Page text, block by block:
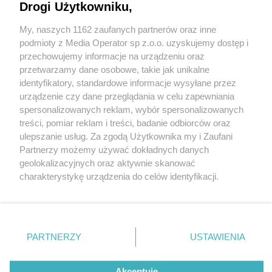
Wydawca mediówlokalnych
Nie zapomnij
zapoznać się z:
polityką prywatności regulamin korzystania z portali
Twojemiasto
Piekary Śląskie
Chorzów
Tarnowskie Góry
Gliwice
Skontaktuj się z nami
Kontakt
Wydawca
Redakcja
Drogi Użytkowniku,
My, naszych 1162 zaufanych partnerów oraz inne
podmioty z Media Operator sp z.o.o. uzyskujemy dostęp i
przechowujemy informacje na urządzeniu oraz
przetwarzamy dane osobowe, takie jak unikalne
identyfikatory, standardowe informacje wysyłane przez
urządzenie czy dane przeglądania w celu zapewniania
spersonalizowanych reklam, wybór spersonalizowanych
treści, pomiar reklam i treści, badanie odbiorców oraz
ulepszanie usług. Za zgodą Użytkownika my i Zaufani
Partnerzy możemy używać dokładnych danych
geolokalizacyjnych oraz aktywnie skanować
charakterystykę urządzenia do celów identyfikacji.
zmienić/wycofać klikając przycisk ustawień prywatności
znajdujący się w lewym dolnym rogu strony
rodzaje przetwarzania danych nie wymagają zgody
PARTNERZY USTAWIENIA